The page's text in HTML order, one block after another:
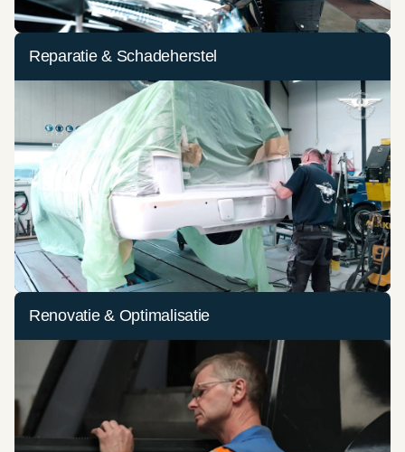
Reparatie & Schadeherstel
Renovatie & Optimalisatie